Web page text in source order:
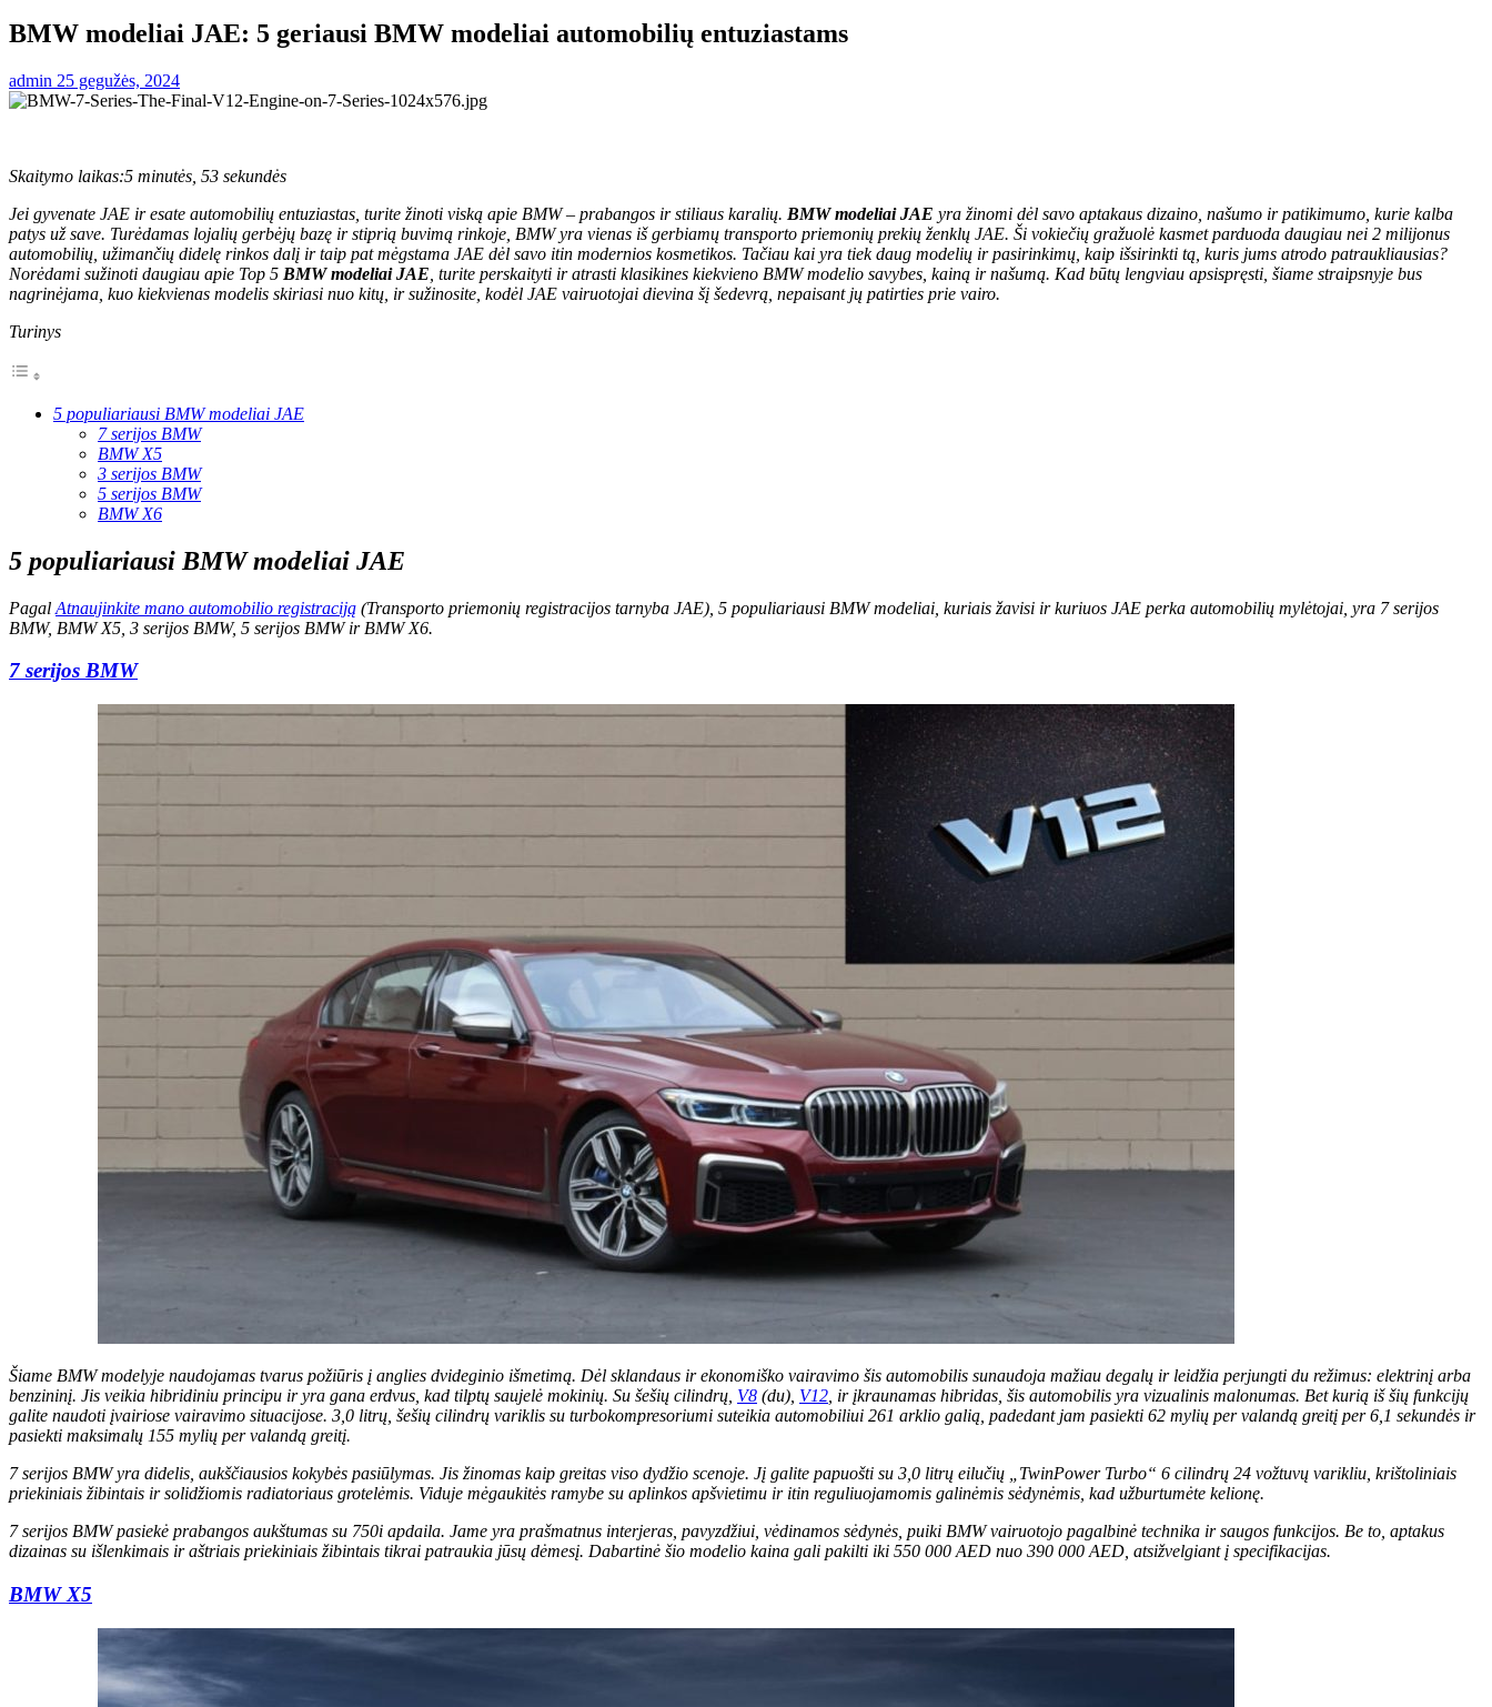
BMW modeliai JAE: 5 geriausi BMW modeliai automobilių entuziastams
admin 25 gegužės, 2024
Skaitymo laikas:5 minutės, 53 sekundės
Jei gyvenate JAE ir esate automobilių entuziastas, turite žinoti viską apie BMW – prabangos ir stiliaus karalių. BMW modeliai JAE yra žinomi dėl savo aptakaus dizaino, našumo ir patikimumo, kurie kalba
patys už save. Turėdamas lojalių gerbėjų bazę ir stiprią buvimą rinkoje, BMW yra vienas iš gerbiamų transporto priemonių prekių ženklų JAE. Ši vokiečių gražuolė kasmet parduoda daugiau nei 2 milijonus
automobilių, užimančių didelę rinkos dalį ir taip pat mėgstama JAE dėl savo itin modernios kosmetikos. Tačiau kai yra tiek daug modelių ir pasirinkimų, kaip išsirinkti tą, kuris jums atrodo patraukliausias?
Norėdami sužinoti daugiau apie Top 5 BMW modeliai JAE , turite perskaityti ir atrasti klasikines kiekvieno BMW modelio savybes, kainą ir našumą. Kad būtų lengviau apsispręsti, šiame straipsnyje bus
nagrinėjama, kuo kiekvienas modelis skiriasi nuo kitų, ir sužinosite, kodėl JAE vairuotojai dievina šį šedevrą, nepaisant jų patirties prie vairo.
Turinys
5 populiariausi BMW modeliai JAE
7 serijos BMW
BMW X5
3 serijos BMW
5 serijos BMW
BMW X6
5 populiariausi BMW modeliai JAE
Pagal Atnaujinkite mano automobilio registraciją (Transporto priemonių registracijos tarnyba JAE), 5 populiariausi BMW modeliai, kuriais žavisi ir kuriuos JAE perka automobilių mylėtojai, yra 7 serijos
BMW, BMW X5, 3 serijos BMW, 5 serijos BMW ir BMW X6.
7 serijos BMW
Šiame BMW modelyje naudojamas tvarus požiūris į anglies dvideginio išmetimą. Dėl sklandaus ir ekonomiško vairavimo šis automobilis sunaudoja mažiau degalų ir leidžia perjungti du režimus: elektrinį arba
benzininį. Jis veikia hibridiniu principu ir yra gana erdvus, kad tilptų saujelė mokinių. Su šešių cilindrų, V8 (du), V12 , ir įkraunamas hibridas, šis automobilis yra vizualinis malonumas. Bet kurią iš šių funkcijų
galite naudoti įvairiose vairavimo situacijose. 3,0 litrų, šešių cilindrų variklis su turbokompresoriumi suteikia automobiliui 261 arklio galią, padedant jam pasiekti 62 mylių per valandą greitį per 6,1 sekundės ir
pasiekti maksimalų 155 mylių per valandą greitį.
7 serijos BMW yra didelis, aukščiausios kokybės pasiūlymas. Jis žinomas kaip greitas viso dydžio scenoje. Jį galite papuošti su 3,0 litrų eilučių „TwinPower Turbo“ 6 cilindrų 24 vožtuvų varikliu, krištoliniais
priekiniais žibintais ir solidžiomis radiatoriaus grotelėmis. Viduje mėgaukitės ramybe su aplinkos apšvietimu ir itin reguliuojamomis galinėmis sėdynėmis, kad užburtumėte kelionę.
7 serijos BMW pasiekė prabangos aukštumas su 750i apdaila. Jame yra prašmatnus interjeras, pavyzdžiui, vėdinamos sėdynės, puiki BMW vairuotojo pagalbinė technika ir saugos funkcijos. Be to, aptakus
dizainas su išlenkimais ir aštriais priekiniais žibintais tikrai patraukia jūsų dėmesį. Dabartinė šio modelio kaina gali pakilti iki 550 000 AED nuo 390 000 AED, atsižvelgiant į specifikacijas.
BMW X5